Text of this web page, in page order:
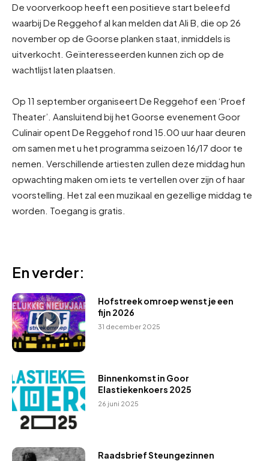
De voorverkoop heeft een positieve start beleefd
waarbij De Reggehof al kan melden dat Ali B, die op 26
november op de Goorse planken staat, inmiddels is
uitverkocht. Geïnteresseerden kunnen zich op de
wachtlijst laten plaatsen.
Op 11 september organiseert De Reggehof een ‘Proef
Theater’. Aansluitend bij het Goorse evenement Goor
Culinair opent De Reggehof rond 15.00 uur haar deuren
om samen met u het programma seizoen 16/17 door te
nemen. Verschillende artiesten zullen deze middag hun
opwachting maken om iets te vertellen over zijn of haar
voorstelling. Het zal een muzikaal en gezellige middag te
worden. Toegang is gratis.
En verder:
Hofstreek omroep wenst je een
fijn 2026
31 december 2025
Binnenkomst in Goor
Elastiekenkoers 2025
26 juni 2025
Raadsbrief Steungezinnen